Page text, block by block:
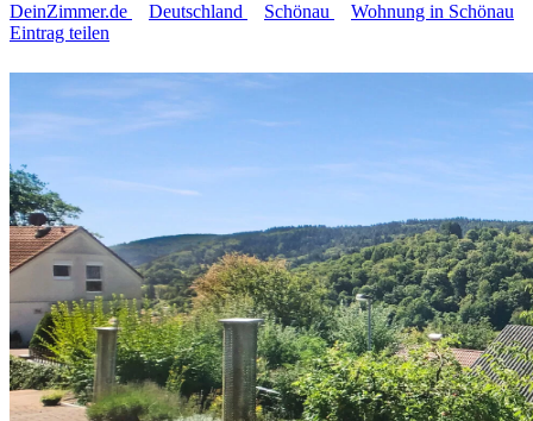
DeinZimmer.de
Deutschland Schönau
Wohnung in Schönau
Eintrag teilen